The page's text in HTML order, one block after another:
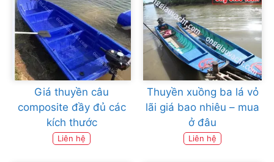
Giá thuyền câu
composite đầy đủ các
kích thước
Liên hệ
Thuyền xuồng ba lá vỏ
lãi giá bao nhiêu – mua
ở đâu
Liên hệ